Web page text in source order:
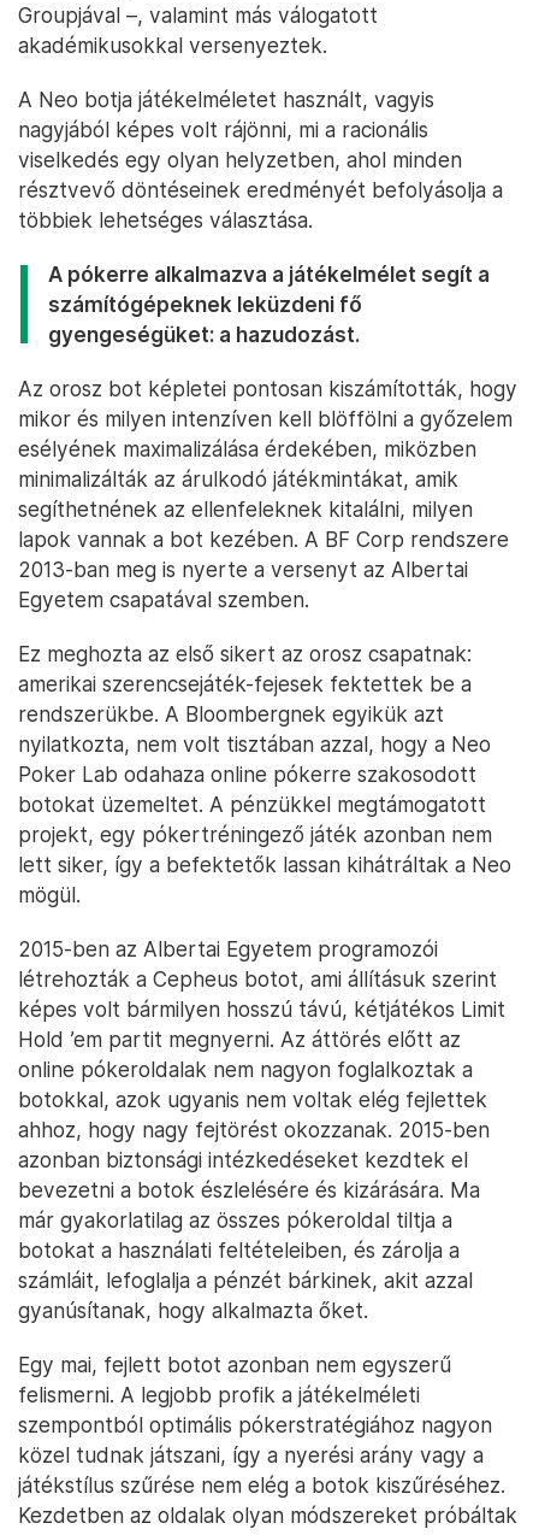
Groupjával –, valamint más válogatott
akadémikusokkal versenyeztek.
A Neo botja játékelméletet használt, vagyis
nagyjából képes volt rájönni, mi a racionális
viselkedés egy olyan helyzetben, ahol minden
résztvevő döntéseinek eredményét befolyásolja a
többiek lehetséges választása.
A pókerre alkalmazva a játékelmélet segít a
számítógépeknek leküzdeni fő
gyengeségüket: a hazudozást.
Az orosz bot képletei pontosan kiszámították, hogy
mikor és milyen intenzíven kell blöffölni a győzelem
esélyének maximalizálása érdekében, miközben
minimalizálták az árulkodó játékmintákat, amik
segíthetnének az ellenfeleknek kitalálni, milyen
lapok vannak a bot kezében. A BF Corp rendszere
2013-ban meg is nyerte a versenyt az Albertai
Egyetem csapatával szemben.
Ez meghozta az első sikert az orosz csapatnak:
amerikai szerencsejáték-fejesek fektettek be a
rendszerükbe. A Bloombergnek egyikük azt
nyilatkozta, nem volt tisztában azzal, hogy a Neo
Poker Lab odahaza online pókerre szakosodott
botokat üzemeltet. A pénzükkel megtámogatott
projekt, egy pókertréningező játék azonban nem
lett siker, így a befektetők lassan kihátráltak a Neo
mögül.
2015-ben az Albertai Egyetem programozói
létrehozták a Cepheus botot, ami állításuk szerint
képes volt bármilyen hosszú távú, kétjátékos Limit
Hold ’em partit megnyerni. Az áttörés előtt az
online pókeroldalak nem nagyon foglalkoztak a
botokkal, azok ugyanis nem voltak elég fejlettek
ahhoz, hogy nagy fejtörést okozzanak. 2015-ben
azonban biztonsági intézkedéseket kezdtek el
bevezetni a botok észlelésére és kizárására. Ma
már gyakorlatilag az összes pókeroldal tiltja a
botokat a használati feltételeiben, és zárolja a
számláit, lefoglalja a pénzét bárkinek, akit azzal
gyanúsítanak, hogy alkalmazta őket.
Egy mai, fejlett botot azonban nem egyszerű
felismerni. A legjobb profik a játékelméleti
szempontból optimális pókerstratégiához nagyon
közel tudnak játszani, így a nyerési arány vagy a
játékstílus szűrése nem elég a botok kiszűréséhez.
Kezdetben az oldalak olyan módszereket próbáltak